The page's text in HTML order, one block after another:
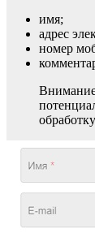
имя;
адрес
номер